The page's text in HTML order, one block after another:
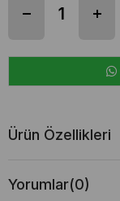
Ürün Özellikleri
Yorumlar(0)